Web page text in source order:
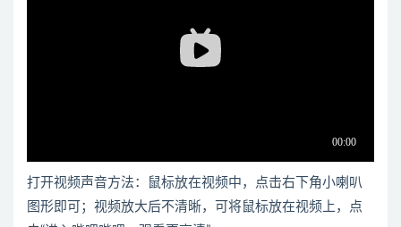
打开视频声音方法：鼠标放在视频中，点击右下角小喇叭
图形即可；视频放大后不清晰，可将鼠标放在视频上，点